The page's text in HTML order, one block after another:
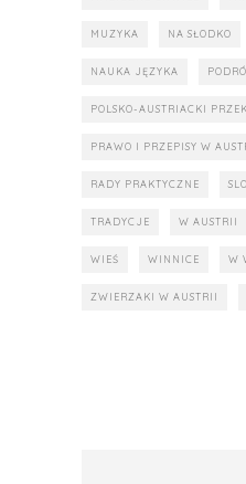
MUZYKA NA SŁODKO
NAUKA JĘZYKA
POLSKO-AUSTRIACKI
PRAWO I PRZEPISY W
RADY PRAKTYCZNE
TRADYCJE W AUSTRII
WIEŚ WINNICE W
ZWIERZAKI W AUSTRII